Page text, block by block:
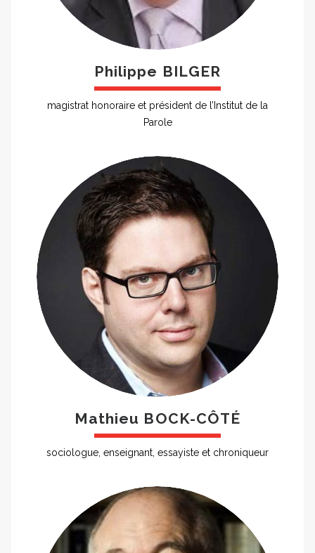
Philippe BILGER
magistrat honoraire et président de l’Institut de la
Parole
Mathieu BOCK-CÔTÉ
sociologue, enseignant, essayiste et chroniqueur